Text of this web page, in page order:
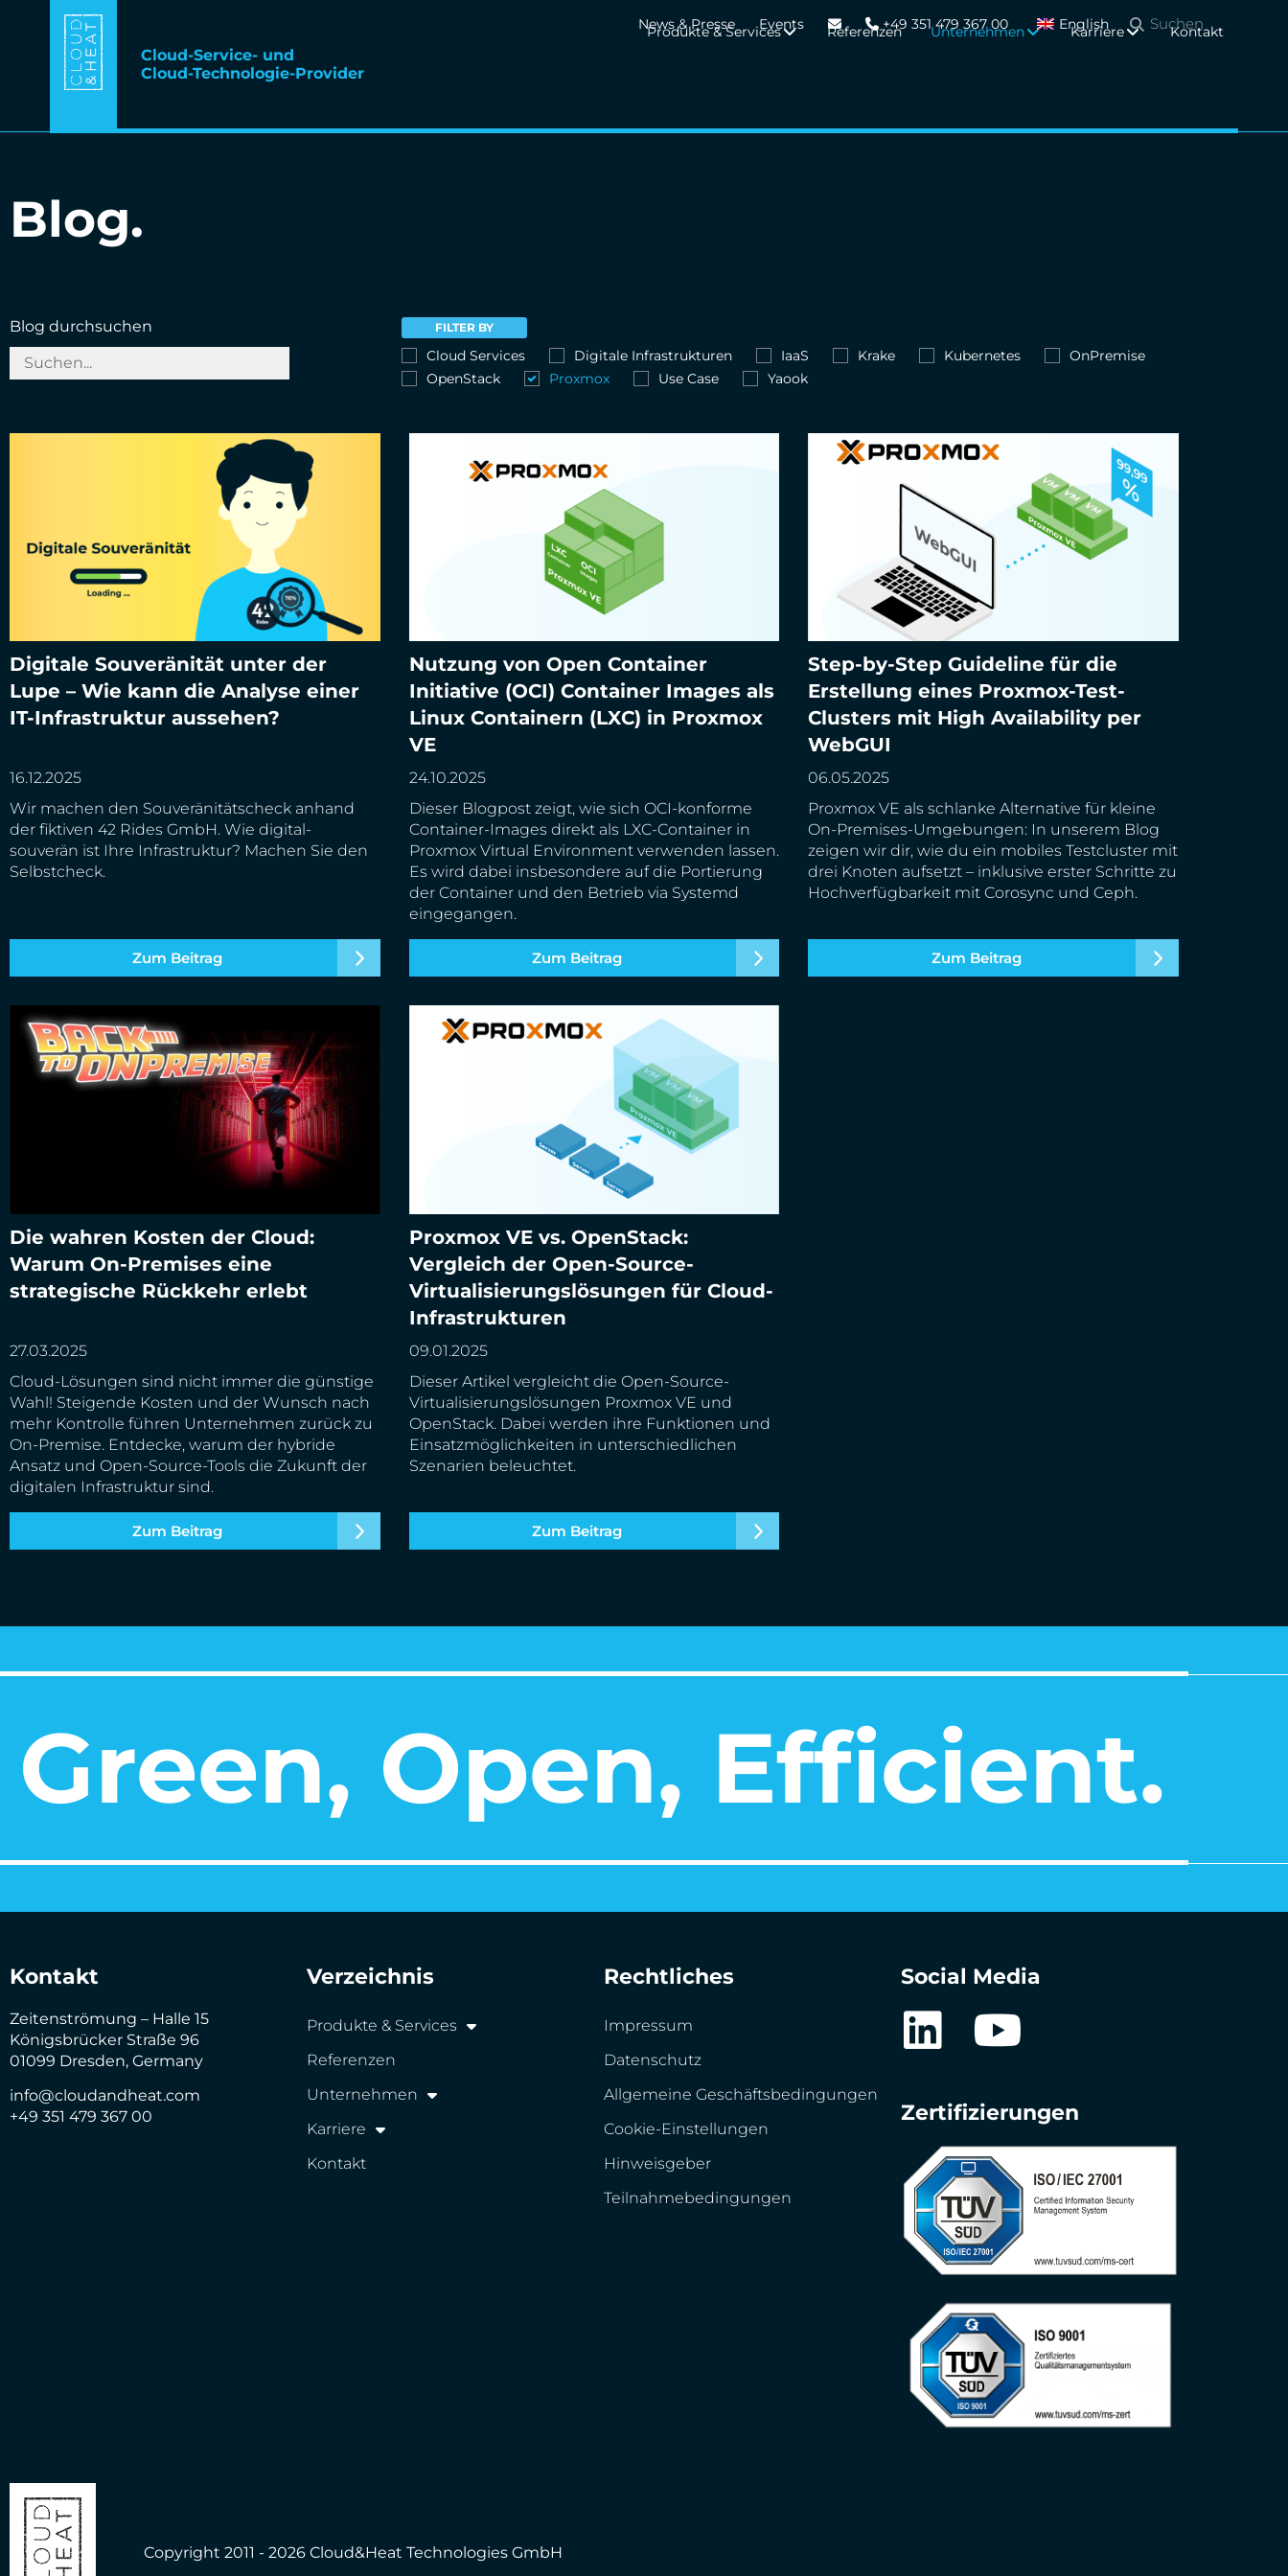
Cloud-Service- und
Cloud-Technologie-Provider
Produkte & Services Referenzen Unternehmen Karriere Kontakt
News & Presse Events +49 351 479 367 00 English
Blog.
Blog durchsuchen FILTER BY
Cloud Services Digitale Infrastrukturen IaaS Krake Kubernetes
OnPremise
OpenStack
Proxmox Use Case Yaook
Digitale Souveränität unter der
Lupe – Wie kann die Analyse einer
IT-Infrastruktur aussehen?
16.12.2025
Wir machen den Souveränitätscheck anhand
der fiktiven 42 Rides GmbH. Wie digital-
souverän ist Ihre Infrastruktur? Machen Sie den
Selbstcheck.
Zum Beitrag
Digitale Souveränität unter der Lupe – Wie kann
die Analyse einer IT-Infrastruktur aussehen?
Nutzung von Open Container
Initiative (OCI) Container Images als
Linux Containern (LXC) in Proxmox
VE
24.10.2025
Dieser Blogpost zeigt, wie sich OCI-konforme
Container-Images direkt als LXC-Container in
Proxmox Virtual Environment verwenden lassen.
Es wird dabei insbesondere auf die Portierung
der Container und den Betrieb via Systemd
eingegangen.
Zum Beitrag
Nutzung von Open Container Initiative (OCI)
Container Images als Linux Containern (LXC) in
Proxmox VE
Step-by-Step Guideline für die
Erstellung eines Proxmox-Test-
Clusters mit High Availability per
WebGUI
06.05.2025
Proxmox VE als schlanke Alternative für kleine
On-Premises-Umgebungen: In unserem Blog
zeigen wir dir, wie du ein mobiles Testcluster mit
drei Knoten aufsetzt – inklusive erster Schritte zu
Hochverfügbarkeit mit Corosync und Ceph.
Zum Beitrag
Step-by-Step Guideline für die Erstellung eines
Proxmox-Test-Clusters mit High Availability per
WebGUI
Die wahren Kosten der Cloud:
Warum On-Premises eine
strategische Rückkehr erlebt
27.03.2025
Cloud-Lösungen sind nicht immer die günstige
Wahl! Steigende Kosten und der Wunsch nach
mehr Kontrolle führen Unternehmen zurück zu
On-Premise. Entdecke, warum der hybride
Ansatz und Open-Source-Tools die Zukunft der
digitalen Infrastruktur sind.
Zum Beitrag
Die wahren Kosten der Cloud: Warum On-
Premises eine strategische Rückkehr erlebt
Proxmox VE vs. OpenStack:
Vergleich der Open-Source-
Virtualisierungslösungen für Cloud-
Infrastrukturen
09.01.2025
Dieser Artikel vergleicht die Open-Source-
Virtualisierungslösungen Proxmox VE und
OpenStack. Dabei werden ihre Funktionen und
Einsatzmöglichkeiten in unterschiedlichen
Szenarien beleuchtet.
Zum Beitrag
Proxmox VE vs. OpenStack: Vergleich der Open-
Source-Virtualisierungslösungen für Cloud-
Infrastrukturen
Green, Open, Efficient.
Kontakt
Zeitenströmung – Halle 15
Königsbrücker Straße 96
01099 Dresden, Germany
info@cloudandheat.com
+49 351 479 367 00
Verzeichnis
Produkte & Services
Referenzen
Unternehmen
Karriere
Kontakt
Rechtliches
Impressum
Datenschutz
Allgemeine Geschäftsbedingungen
Cookie-Einstellungen
Hinweisgeber
Teilnahmebedingungen
Social Media
Zertifizierungen
Copyright 2011 - 2026 Cloud&Heat Technologies GmbH